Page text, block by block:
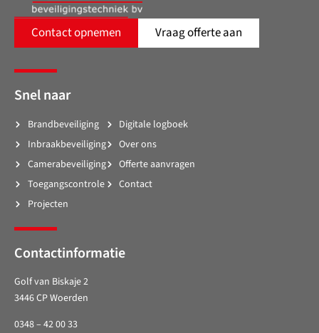
Contact opnemen Vraag offerte aan
Snel naar
Brandbeveiliging
Inbraakbeveiliging
Camerabeveiliging
Toegangscontrole
Projecten
Digitale logboek
Over ons
Offerte aanvragen
Contact
Contactinformatie
Golf van Biskaje 2
3446 CP Woerden
0348 – 42 00 33